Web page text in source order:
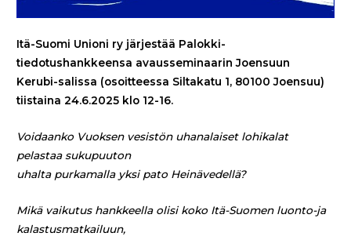
Itä-Suomi Unioni ry järjestää Palokki-
tiedotushankkeensa avausseminaarin Joensuun
Kerubi-salissa (osoitteessa Siltakatu 1, 80100 Joensuu)
tiistaina 24.6.2025 klo 12-16.
Voidaanko Vuoksen vesistön uhanalaiset lohikalat
pelastaa sukupuuton
uhalta purkamalla yksi pato Heinävedellä?
Mikä vaikutus hankkeella olisi koko Itä-Suomen luonto-ja
kalastusmatkailuun,